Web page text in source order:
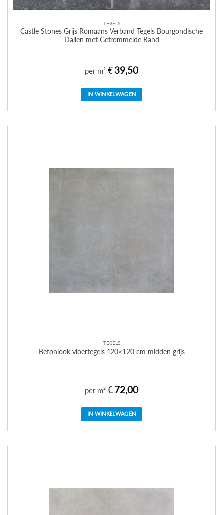
TEGELS
Castle Stones Grijs Romaans Verband Tegels Bourgondische
Dallen met Getrommelde Rand
per m² €39,50
IN WINKELWAGEN
TEGELS
Betonlook vloertegels 120×120 cm midden grijs
per m² €72,00
IN WINKELWAGEN